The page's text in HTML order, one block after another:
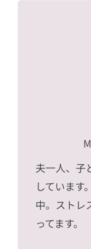
夫一人、子
しています
中。ストレ
ってます。